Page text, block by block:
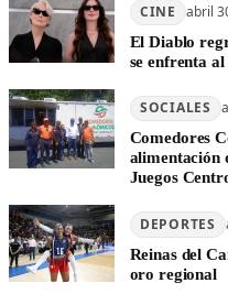
CINE abril
El Diablo
se enfrenta
SOCIALES
Comedores
alimentación
Juegos
DEPORTES
Reinas del
oro regional